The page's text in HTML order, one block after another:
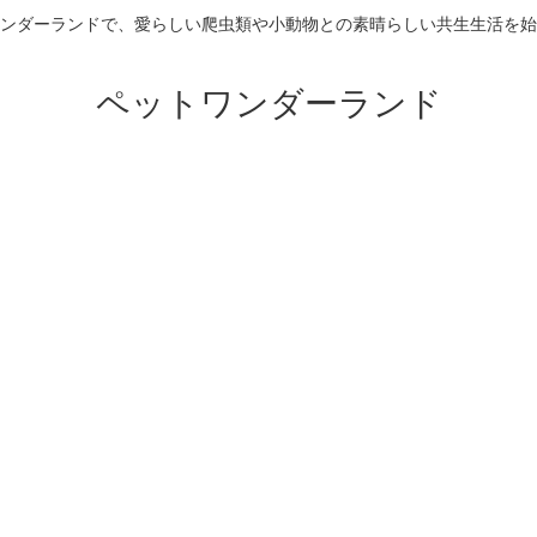
ダーランドで、愛らしい爬虫類や小動物との素晴らしい共生生活を
ペットワンダーランド